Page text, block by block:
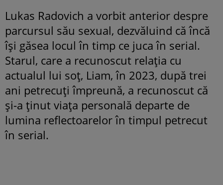
Lukas Radovich a vorbit anterior despre
parcursul său sexual, dezvăluind că încă
își găsea locul în timp ce juca în serial.
Starul, care a recunoscut relația cu
actualul lui soț, Liam, în 2023, după trei
ani petrecuți împreună, a recunoscut că
și-a ținut viața personală departe de
lumina reflectoarelor în timpul petrecut
în serial.